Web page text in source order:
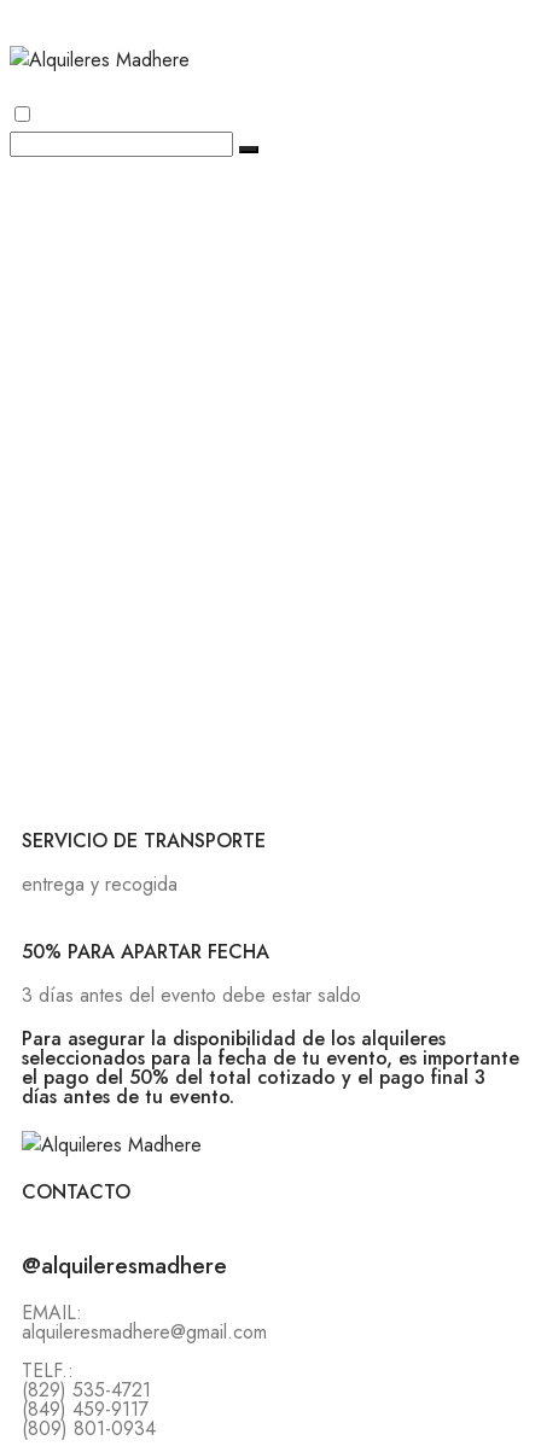
SERVICIO DE TRANSPORTE
entrega y recogida
50% PARA APARTAR FECHA
3 días antes del evento debe estar saldo
Para asegurar la disponibilidad de los alquileres
seleccionados para la fecha de tu evento, es importante
el pago del 50% del total cotizado y el pago final 3
días antes de tu evento.
CONTACTO
@alquileresmadhere
EMAIL:
alquileresmadhere@gmail.com
TELF.:
(829) 535-4721
(849) 459-9117
(809) 801-0934